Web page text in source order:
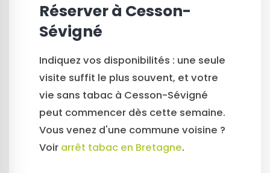
Réserver à Cesson-
Sévigné
Indiquez vos disponibilités : une seule
visite suffit le plus souvent, et votre
vie sans tabac à Cesson-Sévigné
peut commencer dès cette semaine.
Vous venez d'une commune voisine ?
Voir arrêt tabac en Bretagne.